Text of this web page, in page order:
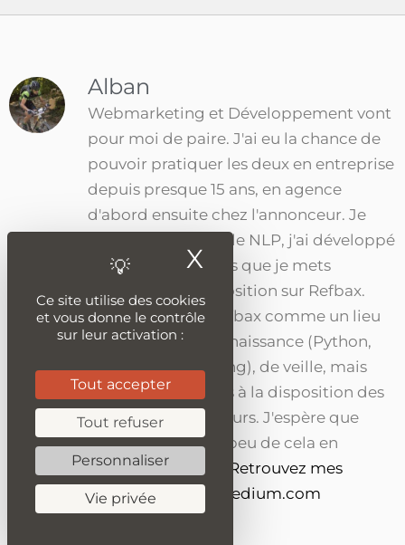
Alban
Webmarketing et Développement vont
pour moi de paire. J'ai eu la chance de
pouvoir pratiquer les deux en entreprise
depuis presque 15 ans, en agence
d'abord ensuite chez l'annonceur. Je
suis passionné par le NLP, j'ai développé
de nombreux outils que je mets
aujourd'hui à disposition sur Refbax.
J'imagine aussi Refbax comme un lieu
de partage de connaissance (Python,
PHP, Webmarketing), de veille, mais
aussi des outils mis à la disposition des
SEO et des rédacteurs. J'espère que
vous trouverez un peu de cela en
parcourant le site.
Retrouvez mes
publications sur medium.com
Ce site utilise des cookies
et vous donne le contrôle
sur leur activation :
Tout accepter
Tout refuser
Personnaliser
Vie privée
X Masquer le